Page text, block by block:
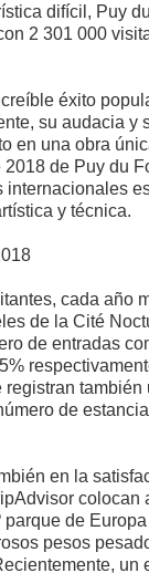
difícil, Puy
2 301 000
éxito
su audacia y
en una obra
2018 de Puy du
internacionales
y técnica.
cada año
de la Cité
de entradas
también
de
en la
colocan
de Europa
pesos
un